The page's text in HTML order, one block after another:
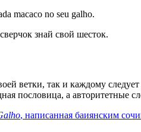
macaco no seu galho.
знай свой шесток.
ветки, так и каждому
пословица, а
, написанная баиянским